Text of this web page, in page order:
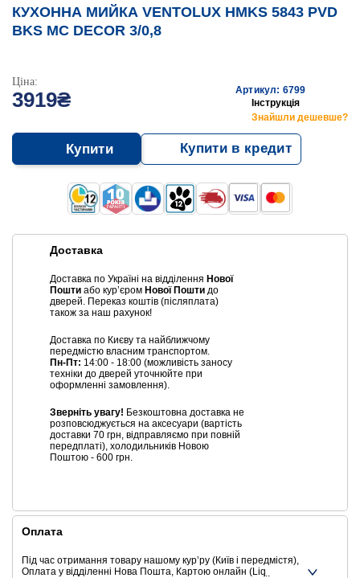
КУХОННА МИЙКА VENTOLUX HMKS 5843 PVD
BKS MC DECOR 3/0,8
Ціна:
3919₴
Артикул: 6799
Інструкція
Знайшли дешевше?
Купити Купити в кредит
Доставка
Доставка по Україні на відділення Нової
Пошти або курʼєром Нової Пошти до
дверей. Переказ коштів (післяплата)
також за наш рахунок!
Доставка по Києву та найближчому
передмістю власним транспортом.
Пн-Пт: 14:00 - 18:00 (можливість заносу
техніки до дверей уточнюйте при
оформленні замовлення).
Зверніть увагу! Безкоштовна доставка не
розповсюджується на аксесуари (вартість
доставки 70 грн, відправляємо при повній
передплаті), холодильників Новою
Поштою - 600 грн.
Оплата
Під час отримання товару нашому курʼру (Київ і передмістя),
Оплата у відділенні Нова Пошта, Картою онлайн (Liqpay,